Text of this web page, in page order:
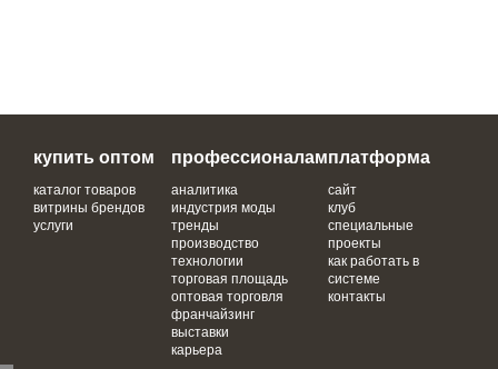
купить оптом
каталог товаров
витрины брендов
услуги
профессионалам
аналитика
индустрия моды
тренды
производство
технологии
торговая площадь
оптовая торговля
франчайзинг
выставки
карьера
платформа
сайт
клуб
специальные
проекты
как работать в
системе
контакты